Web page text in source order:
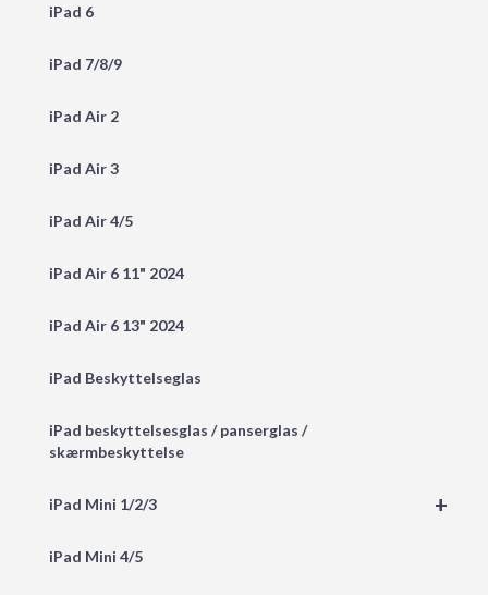
iPad 6
iPad 7/8/9
iPad Air 2
iPad Air 3
iPad Air 4/5
iPad Air 6 11" 2024
iPad Air 6 13" 2024
iPad Beskyttelseglas
iPad beskyttelsesglas / panserglas /
skærmbeskyttelse
+
iPad Mini 1/2/3
iPad Mini 4/5